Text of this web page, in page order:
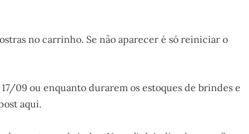
no carrinho. Se não aparecer é só reiniciar o
09 ou enquanto durarem os estoques de brindes e
aqui.